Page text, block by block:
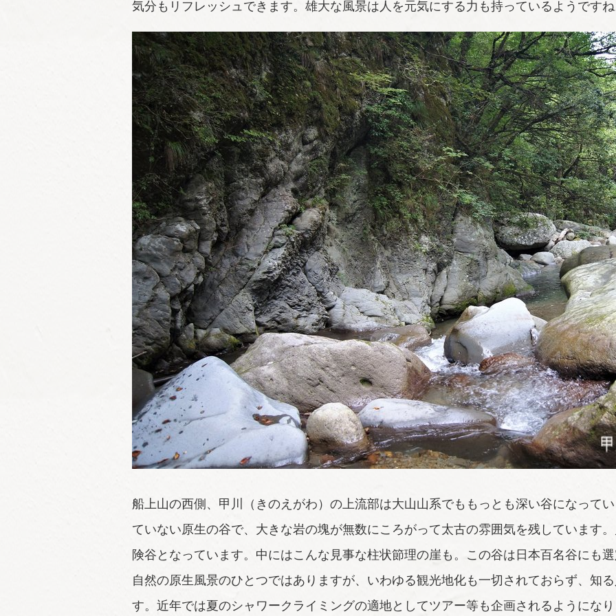
気分もリフレッシュできます。雄大な風景は人を元気にする力も持っているようです
船上山の西側、甲川（きのえがわ）の上流部は大山山系でももっとも深い谷になって
ていない原生の谷で、大きな岩の塊が無数にころがって太古の雰囲気を残しています
険谷となっています。中にはこんな見事な柱状節理の崖も。この谷は日本百名谷にも
自然の原生風景のひとつではありますが、いわゆる観光地化も一切されておらず、知
す。近年では夏のシャワークライミングの適地としてツアー等も企画されるようにな